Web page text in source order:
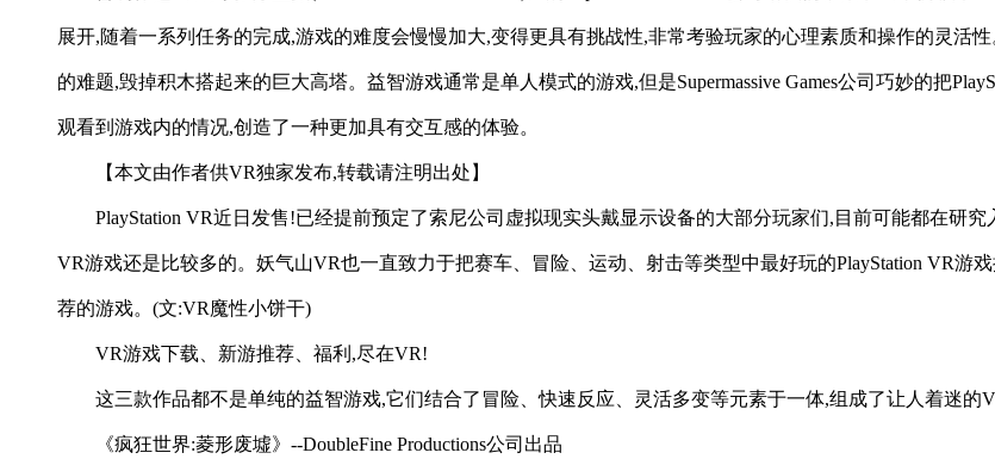
展开,随着一系列任务的完成,游戏的难度会慢慢加大,变得更具有挑战性,非常考验玩家的心理素质和操作的灵活
的难题,毁掉积木搭起来的巨大高塔。益智游戏通常是单人模式的游戏,但是Supermassive Games公司巧妙的把
观看到游戏内的情况,创造了一种更加具有交互感的体验。
【本文由作者供VR独家发布,转载请注明出处】
PlayStation VR近日发售!已经提前预定了索尼公司虚拟现实头戴显示设备的大部分玩家们,目前可能都在研
VR游戏还是比较多的。妖气山VR也一直致力于把赛车、冒险、运动、射击等类型中最好玩的PlayStation VR游
荐的游戏。(文:VR魔性小饼干)
VR游戏下载、新游推荐、福利,尽在VR!
这三款作品都不是单纯的益智游戏,它们结合了冒险、快速反应、灵活多变等元素于一体,组成了让人着迷的
《疯狂世界:菱形废墟》--DoubleFine Productions公司出品